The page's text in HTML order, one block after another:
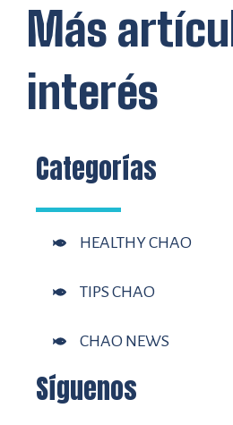
Más
interés
Categorías
HEALTHY CHAO
TIPS CHAO
CHAO NEWS
Síguenos